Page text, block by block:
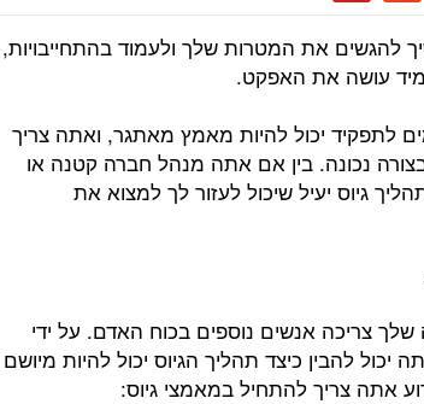
את המטרות שלך ולעמוד בהתחייבויות,
עושה את האפקט.
לתפקיד יכול להיות מאמץ מאתגר, ואתה צריך
נכונה. בין אם אתה מנהל חברה קטנה או
גיוס יעיל שיכול לעזור לך למצוא את
צריכה אנשים נוספים בכוח האדם. על ידי
להבין כיצד תהליך הגיוס יכול להיות מיושם
אתה צריך להתחיל במאמצי גיוס: